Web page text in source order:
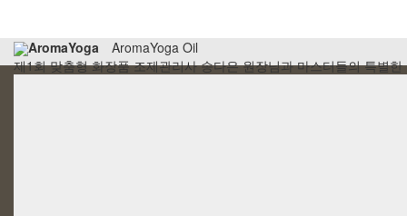
AromaYoga
AromaYoga Oil
제1회 맞춤형 화장품 조제관리사송다은 원장님과 마스터들의특별한